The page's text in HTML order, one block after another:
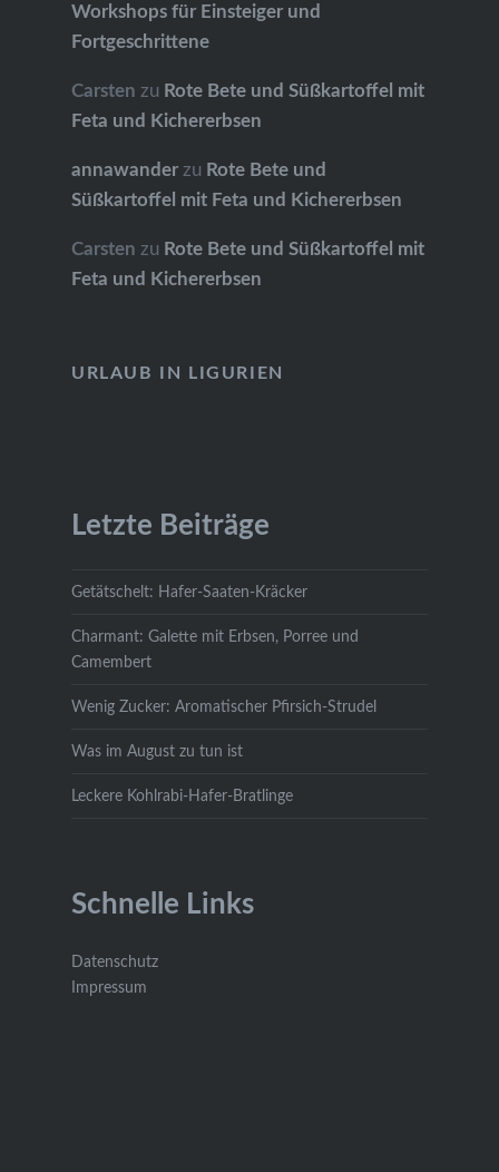
Workshops für Einsteiger und
Fortgeschrittene
Carsten zu Rote Bete und Süßkartoffel mit
Feta und Kichererbsen
annawanderzu Rote Bete und
Süßkartoffel mit Feta und Kichererbsen
Carsten zu Rote Bete und Süßkartoffel mit
Feta und Kichererbsen
URLAUB IN LIGURIEN
Letzte Beiträge
Getätschelt: Hafer-Saaten-Kräcker
Charmant: Galette mit Erbsen, Porree und
Camembert
Wenig Zucker: Aromatischer Pfirsich-Strudel
Was im August zu tun ist
Leckere Kohlrabi-Hafer-Bratlinge
Schnelle Links
Datenschutz
Impressum